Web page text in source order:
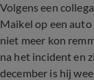
Volgens een
Maikel op een
niet meer kon
na het incident en
december is hij